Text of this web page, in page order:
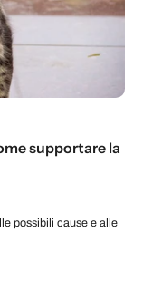
supportare la
possibili cause e alle